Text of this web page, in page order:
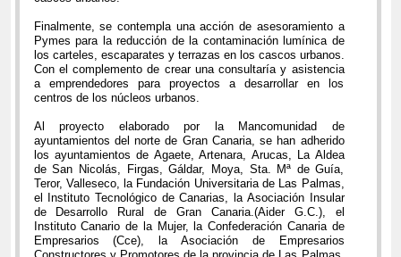
Finalmente, se contempla una acción de asesoramiento a
Pymes para la reducción de la contaminación lumínica de
los carteles, escaparates y terrazas en los cascos urbanos.
Con el complemento de crear una consultaría y asistencia
a emprendedores para proyectos a desarrollar en los
centros de los núcleos urbanos.
Al proyecto elaborado por la Mancomunidad de
ayuntamientos del norte de Gran Canaria, se han adherido
los ayuntamientos de Agaete, Artenara, Arucas, La Aldea
de San Nicolás, Firgas, Gáldar, Moya, Sta. Mª de Guía,
Teror, Valleseco, la Fundación Universitaria de Las Palmas,
el Instituto Tecnológico de Canarias, la Asociación Insular
de Desarrollo Rural de Gran Canaria.(Aider G.C.), el
Instituto Canario de la Mujer, la Confederación Canaria de
Empresarios (Cce), la Asociación de Empresarios